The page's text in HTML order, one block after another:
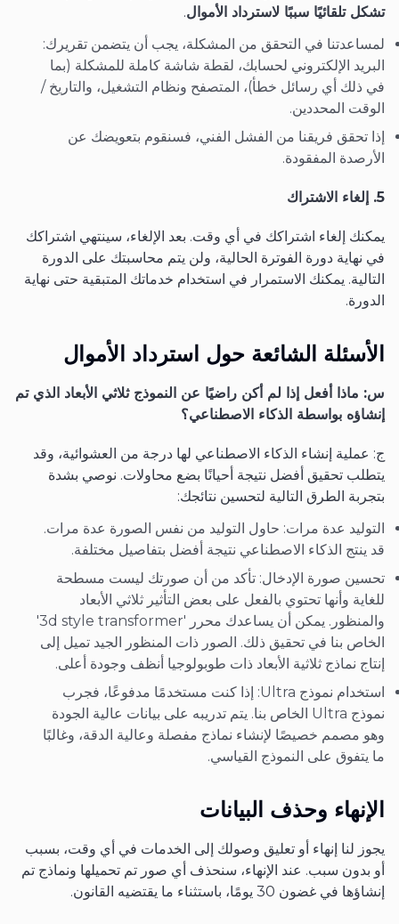
تشكل تلقائيًا سببًا لاسترداد الأموال.
لمساعدتنا في التحقق من المشكلة، يجب أن يتضمن تقريرك:
البريد الإلكتروني لحسابك، لقطة شاشة كاملة للمشكلة (بما
في ذلك أي رسائل خطأ)، المتصفح ونظام التشغيل، والتاريخ /
الوقت المحددين.
إذا تحقق فريقنا من الفشل الفني، فسنقوم بتعويضك عن
الأرصدة المفقودة.
5. إلغاء الاشتراك
يمكنك إلغاء اشتراكك في أي وقت. بعد الإلغاء، سينتهي اشتراكك
في نهاية دورة الفوترة الحالية، ولن يتم محاسبتك على الدورة
التالية. يمكنك الاستمرار في استخدام خدماتك المتبقية حتى نهاية
الدورة.
الأسئلة الشائعة حول استرداد الأموال
س: ماذا أفعل إذا لم أكن راضيًا عن النموذج ثلاثي الأبعاد الذي تم
إنشاؤه بواسطة الذكاء الاصطناعي؟
ج: عملية إنشاء الذكاء الاصطناعي لها درجة من العشوائية، وقد
يتطلب تحقيق أفضل نتيجة أحيانًا بضع محاولات. نوصي بشدة
بتجربة الطرق التالية لتحسين نتائجك:
التوليد عدة مرات: حاول التوليد من نفس الصورة عدة مرات.
قد ينتج الذكاء الاصطناعي نتيجة أفضل بتفاصيل مختلفة.
تحسين صورة الإدخال: تأكد من أن صورتك ليست مسطحة
للغاية وأنها تحتوي بالفعل على بعض التأثير ثلاثي الأبعاد
والمنظور. يمكن أن يساعدك محرر '3d style transformer'
الخاص بنا في تحقيق ذلك. الصور ذات المنظور الجيد تميل إلى
إنتاج نماذج ثلاثية الأبعاد ذات طوبولوجيا أنظف وجودة أعلى.
استخدام نموذج Ultra: إذا كنت مستخدمًا مدفوعًا، فجرب
نموذج Ultra الخاص بنا. يتم تدريبه على بيانات عالية الجودة
وهو مصمم خصيصًا لإنشاء نماذج مفصلة وعالية الدقة، وغالبًا
ما يتفوق على النموذج القياسي.
الإنهاء وحذف البيانات
يجوز لنا إنهاء أو تعليق وصولك إلى الخدمات في أي وقت، بسبب
أو بدون سبب. عند الإنهاء، سنحذف أي صور تم تحميلها ونماذج تم
إنشاؤها في غضون 30 يومًا، باستثناء ما يقتضيه القانون.